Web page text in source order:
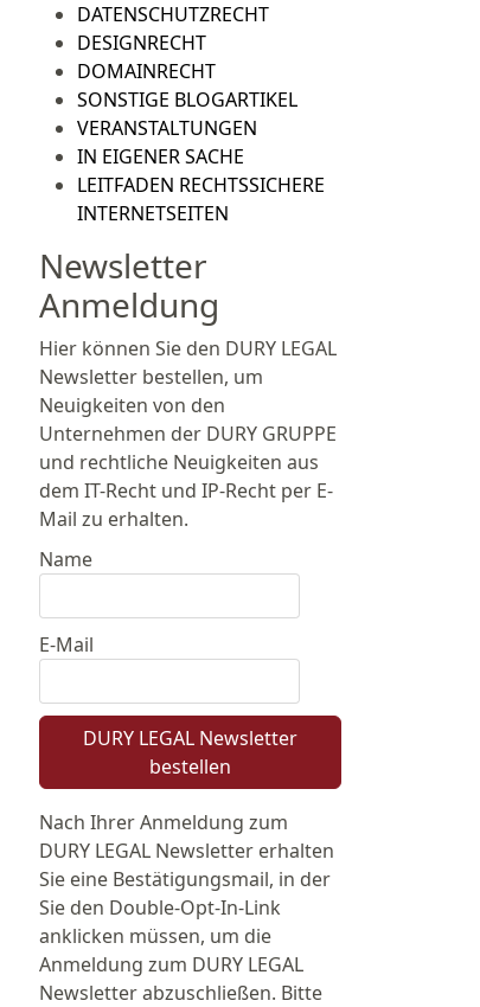
DATENSCHUTZRECHT
DESIGNRECHT
DOMAINRECHT
SONSTIGE BLOGARTIKEL
VERANSTALTUNGEN
IN EIGENER SACHE
LEITFADEN RECHTSSICHERE
INTERNETSEITEN
Newsletter
Anmeldung
Hier können Sie den DURY LEGAL
Newsletter bestellen, um
Neuigkeiten von den
Unternehmen der DURY GRUPPE
und rechtliche Neuigkeiten aus
dem IT-Recht und IP-Recht per E-
Mail zu erhalten.
Name
E-Mail
DURY LEGAL Newsletter
bestellen
Nach Ihrer Anmeldung zum
DURY LEGAL Newsletter erhalten
Sie eine Bestätigungsmail, in der
Sie den Double-Opt-In-Link
anklicken müssen, um die
Anmeldung zum DURY LEGAL
Newsletter abzuschließen. Bitte